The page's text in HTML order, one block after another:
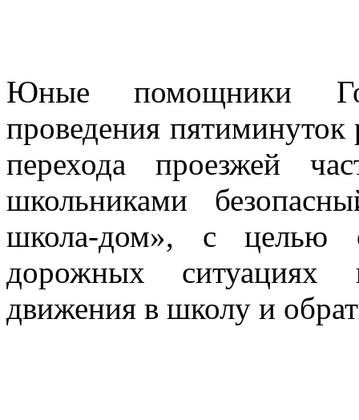
Юные помощники
проведения пятиминуток
перехода проезжей
школьниками
школа-дом», с целью
дорожных ситуациях
движения в школу и